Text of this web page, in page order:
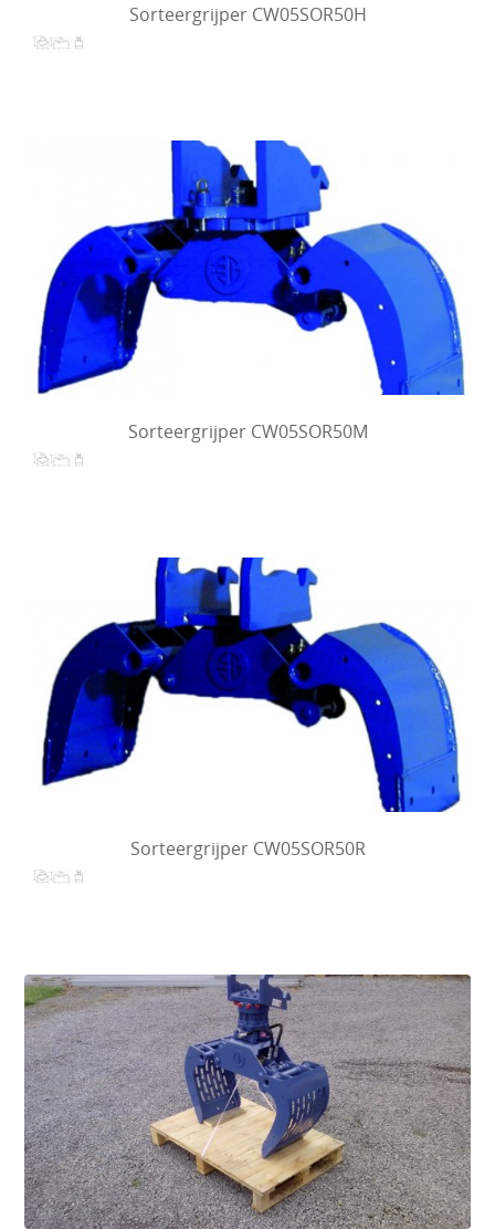
Sorteergrijper CW05SOR50H
Sorteergrijper CW05SOR50M
Sorteergrijper CW05SOR50R